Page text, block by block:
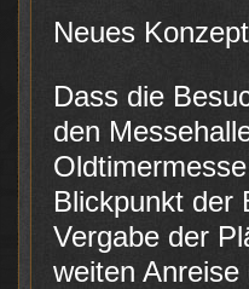
Neues
Dass die
den
Blickpunkt der
Vergabe der
weiten